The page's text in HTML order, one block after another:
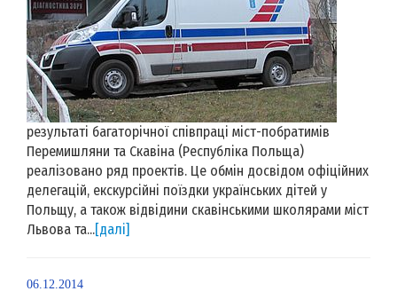
результаті багаторічної співпраці міст-побратимів
Перемишляни та Скавіна (Республіка Польща)
реалізовано ряд проектів. Це обмін досвідом офіційних
делегацій, екскурсійні поїздки українських дітей у
Польщу, а також відвідини скавінськими школярами міст
Львова та...[далі]
06.12.2014